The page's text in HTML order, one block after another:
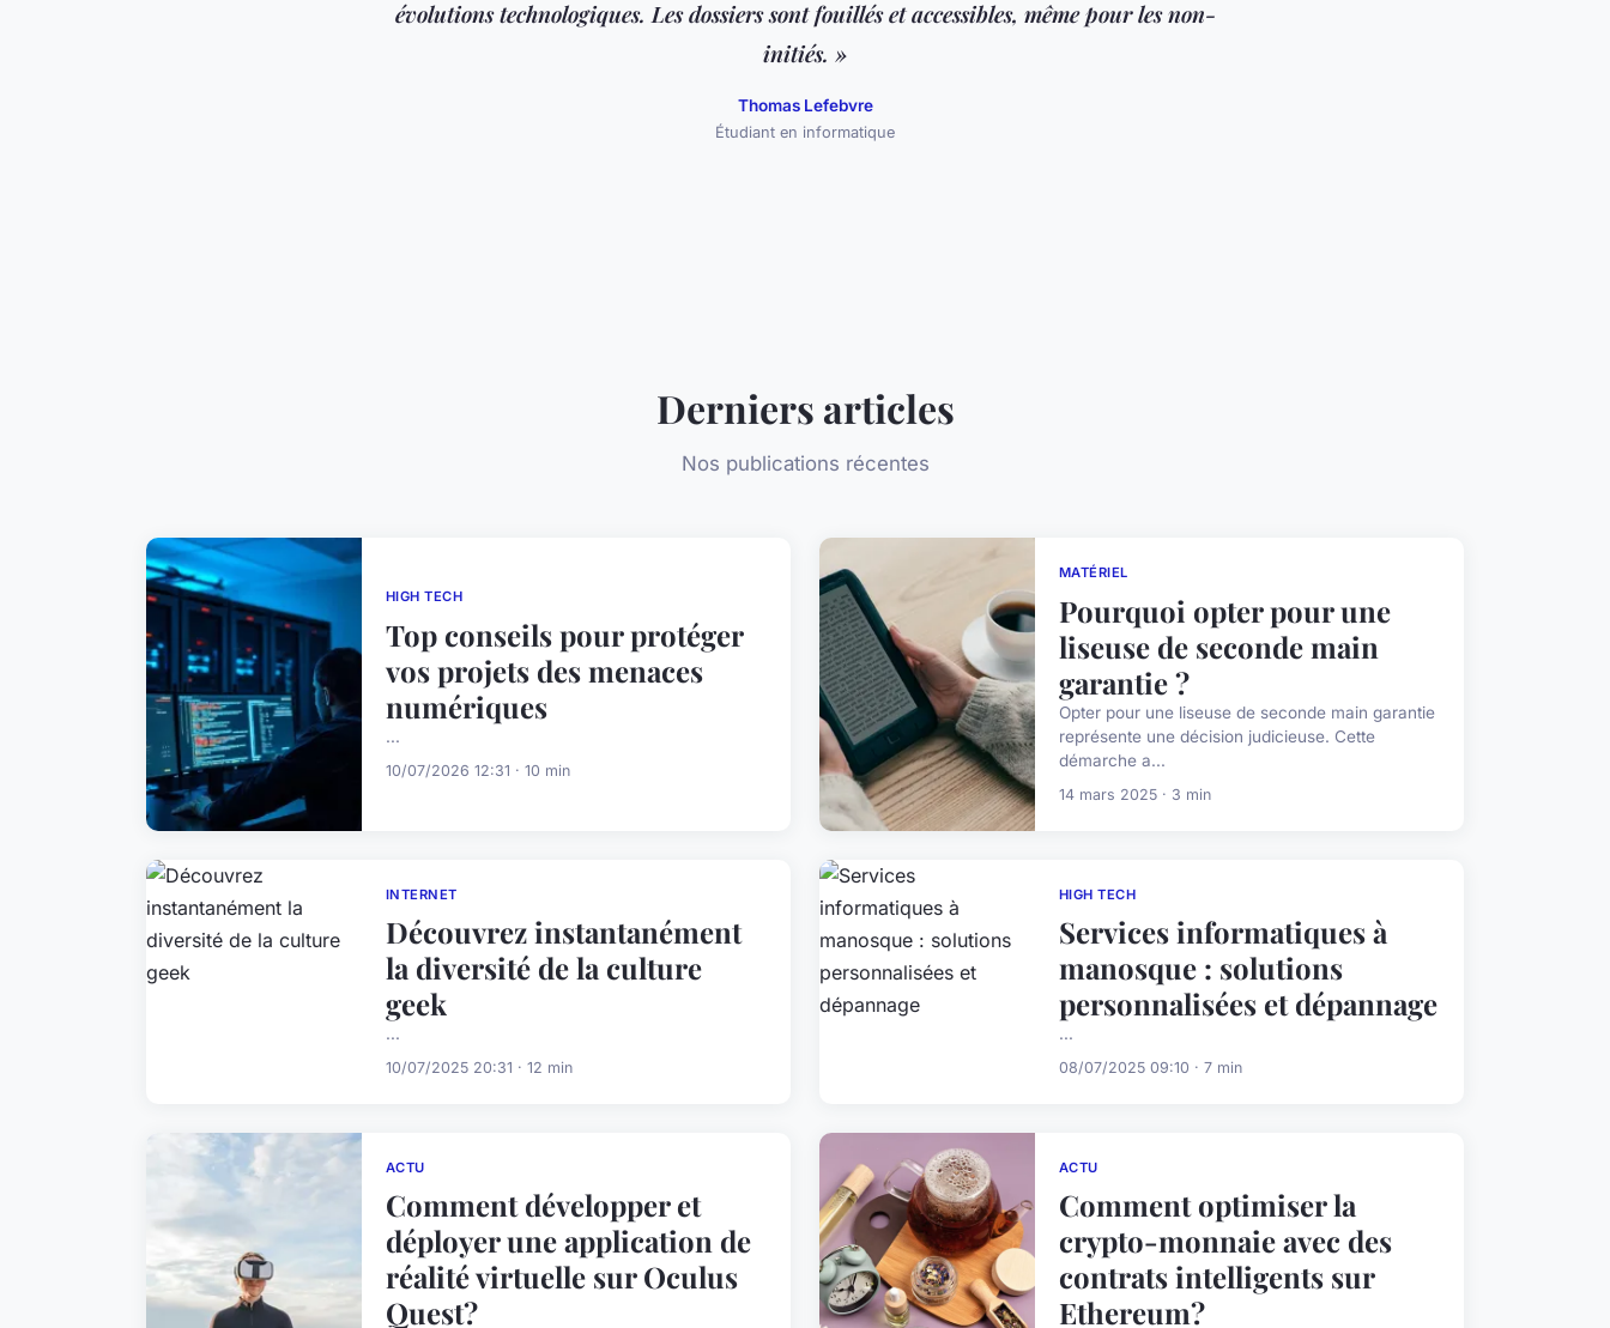
évolutions technologiques. Les dossiers sont fouillés et accessibles, même pour les non-
initiés. »
Thomas Lefebvre
Étudiant en informatique
Derniers articles
Nos publications récentes
HIGH TECH
Top conseils pour protéger
vos projets des menaces
numériques
...
10/07/2026 12:31 · 10 min
MATÉRIEL
Pourquoi opter pour une
liseuse de seconde main
garantie ?
Opter pour une liseuse de seconde main garantie
représente une décision judicieuse. Cette
démarche a...
14 mars 2025 · 3 min
INTERNET
Découvrez instantanément
la diversité de la culture
geek
...
10/07/2025 20:31 · 12 min
HIGH TECH
Services informatiques à
manosque : solutions
personnalisées et dépannage
...
08/07/2025 09:10 · 7 min
ACTU
Comment développer et
déployer une application de
réalité virtuelle sur Oculus
Quest?
ACTU
Comment optimiser la
crypto-monnaie avec des
contrats intelligents sur
Ethereum?